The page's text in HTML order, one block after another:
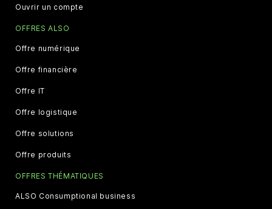
Ouvrir un compte
OFFRES ALSO
Offre numérique
Offre financière
Offre IT
Offre logistique
Offre solutions
Offre produits
OFFRES THÉMATIQUES
ALSO Consumptional business